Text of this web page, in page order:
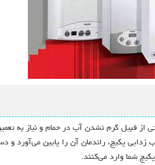
قبیل گرم نشدن آب در حمام و نیاز به
پکیج، راندمان آن را پایین می‌آورد و
شما وارد می‌کنند.